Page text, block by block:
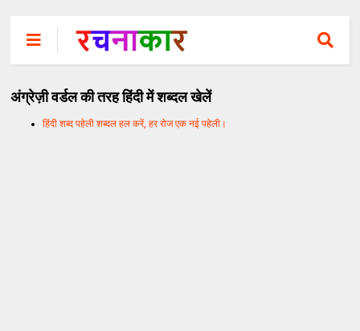
अंग्रेज़ी वर्डल की तरह हिंदी में शब्दल खेलें
हिंदी शब्द पहेली शब्दल हल करें, हर रोज एक नई पहेली।